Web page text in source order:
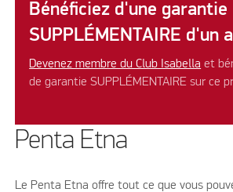
Bénéficiez d'une garantie
SUPPLÉMENTAIRE d'un
Devenez membre du Club Isabella et
de garantie SUPPLÉMENTAIRE sur ce
Penta Etna
Le Penta Etna offre tout ce que vous